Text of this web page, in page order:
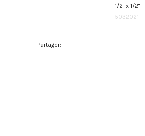
1/2" x 1/2"
5032021
Partager: